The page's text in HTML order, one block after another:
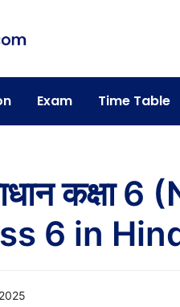
Exam Time Table
कक्षा 6
6 in